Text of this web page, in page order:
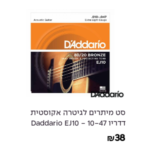
סט מיתרים לגיטרה אקוסטית
דדריו 10-47 - Daddario EJ10
80/20 Acoutic Guitar Strings
₪38